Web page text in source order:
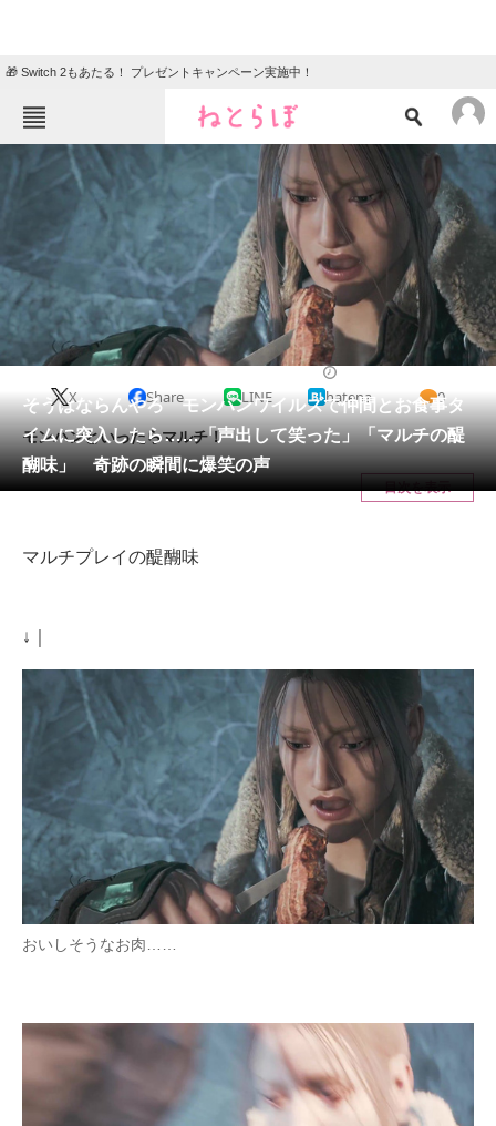
🎁 Switch 2もあたる！ プレゼントキャンペーン実施中！
ねとらぼメニュー
ニュース
クイズ
グルメ 地域
住まい 教育・育児
動物 リサーチ
会員記事
メディア
注目記事を集めた総合ページ
好きが集まる 比べて選べる
ビジネスと働き方のヒント
AI活用のいまが分かる
企業ITのトレンドを詳説
経営リーダーのコミュニティ
マーケ×ITの今がよく分かる
企業向けIT製品の総合サイト
製造業のIT導入・活用を支援
そうはならんやろ モンハンワイルズで仲間とお食事タ
イムに突入したら……「声出して笑った」「マルチの醍
醐味」 奇跡の瞬間に爆笑の声
X Share LINE hatena 0
モンハンといったらマルチ！
目次を表示
マルチプレイの醍醐味
↓｜
おいしそうなお肉……